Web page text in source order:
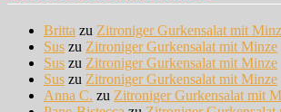
Britta zu Zitroniger Gurkensalat mit
Sus zu Zitroniger Gurkensalat mit Minze
Sus zu Zitroniger Gurkensalat mit Minze
Sus zu Zitroniger Gurkensalat mit Minze
Anna C. zu Zitroniger Gurkensalat mit